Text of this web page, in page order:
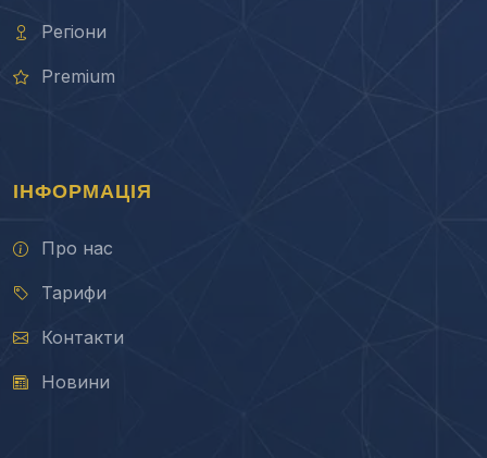
Регіони
Premium
ІНФОРМАЦІЯ
Про нас
Тарифи
Контакти
Новини